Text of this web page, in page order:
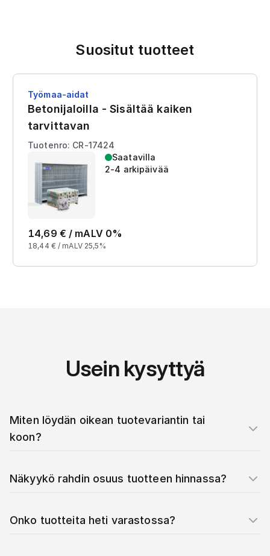
Suositut tuotteet
Työmaa-aidat
Betonijaloilla - Sisältää kaiken
tarvittavan
Tuotenro: CR-17424
Saatavilla
2-4 arkipäivää
14,69 € / mALV 0%
18,44 € / mALV 25,5%
Usein kysyttyä
Miten löydän oikean tuotevariantin tai
koon?
Näkyykö rahdin osuus tuotteen hinnassa?
Onko tuotteita heti varastossa?